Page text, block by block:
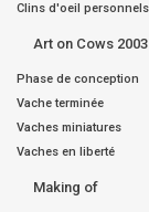
Clins d'oeil
Art on Cows 2003
Phase de conception
Vache terminée
Vaches miniatures
Vaches en liberté
Making of